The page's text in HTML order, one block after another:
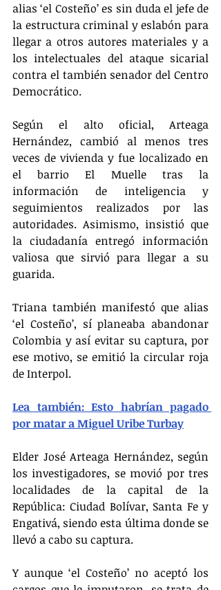
alias ‘el Costeño’ es sin duda el jefe de
la estructura criminal y eslabón para
llegar a otros autores materiales y a
los intelectuales del ataque sicarial
contra el también senador del Centro
Democrático.
Según el alto oficial, Arteaga
Hernández, cambió al menos tres
veces de vivienda y fue localizado en
el barrio El Muelle tras la
información de inteligencia y
seguimientos realizados por las
autoridades. Asimismo, insistió que
la ciudadanía entregó información
valiosa que sirvió para llegar a su
guarida.
Triana también manifestó que alias
‘el Costeño’, sí planeaba abandonar
Colombia y así evitar su captura, por
ese motivo, se emitió la circular roja
de Interpol.
Lea también: Esto habrían pagado
por matar a Miguel Uribe Turbay
Elder José Arteaga Hernández, según
los investigadores, se movió por tres
localidades de la capital de la
República: Ciudad Bolívar, Santa Fe y
Engativá, siendo esta última donde se
llevó a cabo su captura.
Y aunque ‘el Costeño’ no aceptó los